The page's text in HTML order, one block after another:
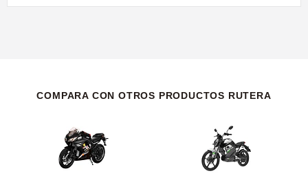
COMPARA CON OTROS PRODUCTOS RUTERA